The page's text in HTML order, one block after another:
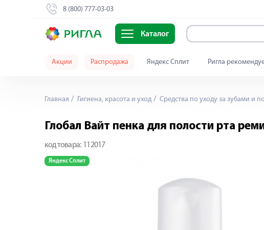
8 (800) 777-03-03
Каталог
Акции Распродажа Яндекс Сплит Ригла
Главная Гигиена, красота и уход Средства по уходу за зубами и
Глобал Вайт пенка для полости рта
код товара: 112017
Яндекс Сплит